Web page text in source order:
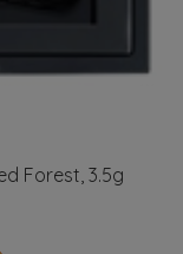
Forest, 3.5g